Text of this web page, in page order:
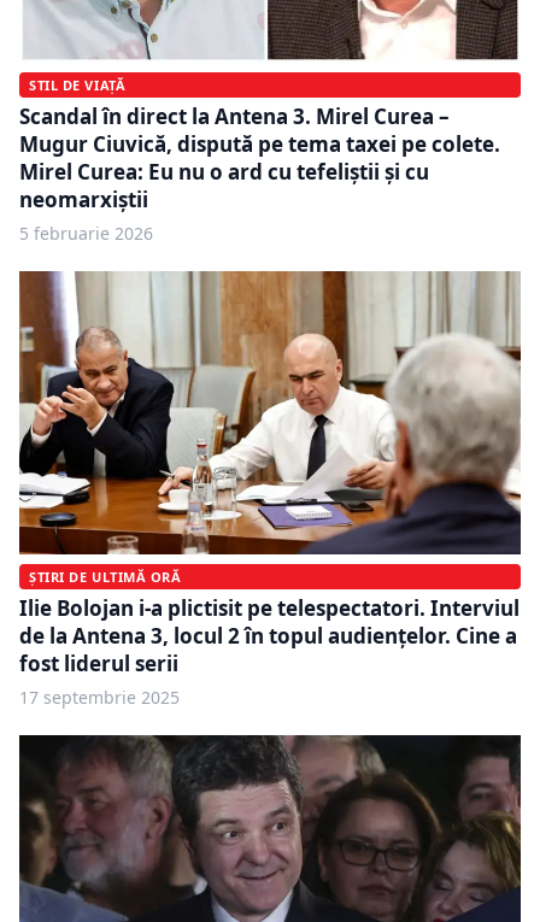
STIL DE VIAȚĂ
Scandal în direct la Antena 3. Mirel Curea –
Mugur Ciuvică, dispută pe tema taxei pe colete.
Mirel Curea: Eu nu o ard cu tefeliștii și cu
neomarxiștii
5 februarie 2026
ȘTIRI DE ULTIMĂ ORĂ
Ilie Bolojan i-a plictisit pe telespectatori. Interviul
de la Antena 3, locul 2 în topul audiențelor. Cine a
fost liderul serii
17 septembrie 2025